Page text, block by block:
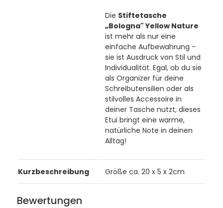
Die Stiftetasche
„Bologna" Yellow Nature
ist mehr als nur eine
einfache Aufbewahrung –
sie ist Ausdruck von Stil und
Individualität. Egal, ob du sie
als Organizer für deine
Schreibutensilien oder als
stilvolles Accessoire in
deiner Tasche nutzt, dieses
Etui bringt eine warme,
natürliche Note in deinen
Alltag!
Kurzbeschreibung Größe ca. 20 x 5 x 2cm
Bewertungen